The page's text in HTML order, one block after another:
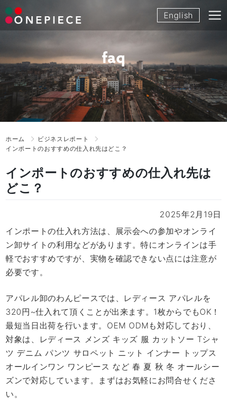
Skip
to
English
faq
ホーム
ビジネスレポート
インポートのおすすめの仕入れ先はどこ？
インポートのおすすめの仕入れ先は
どこ？
2025年2月19日
インポートの仕入れ方法は、展示会への参加やオンライ
ン卸サイトの利用などがあります。特にオンラインは手
軽でおすすめですが、実物を確認できない点には注意が
必要です。
アパレル卸のわんピースでは、レディース アパレルを
320円~仕入れて頂くことが出来ます。1枚からでもOK！
最短当日出荷を行います。OEM ODMも対応しており、
対象は、レディース メンズ キッズ 服 カットソー Tシャ
ツ デニム パンツ サロペット ニット インナー トップス
オールインワン ワンピース など 春 夏 秋 冬 オールシー
ズンで対応しています。まずはお気軽にお問合せくださ
い。